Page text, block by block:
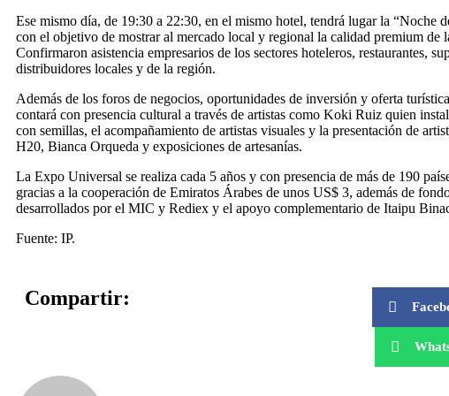
Ese mismo día, de 19:30 a 22:30, en el mismo hotel, tendrá lugar la “Noche
con el objetivo de mostrar al mercado local y regional la calidad premium de
Confirmaron asistencia empresarios de los sectores hoteleros, restaurantes,
distribuidores locales y de la región.
Además de los foros de negocios, oportunidades de inversión y oferta
contará con presencia cultural a través de artistas como Koki Ruiz quien
con semillas, el acompañamiento de artistas visuales y la presentación de
H20, Bianca Orqueda y exposiciones de artesanías.
La Expo Universal se realiza cada 5 años y con presencia de más de 190
gracias a la cooperación de Emiratos Árabes de unos US$ 3, además de
desarrollados por el MIC y Rediex y el apoyo complementario de Itaipu
Fuente: IP.
Compartir: